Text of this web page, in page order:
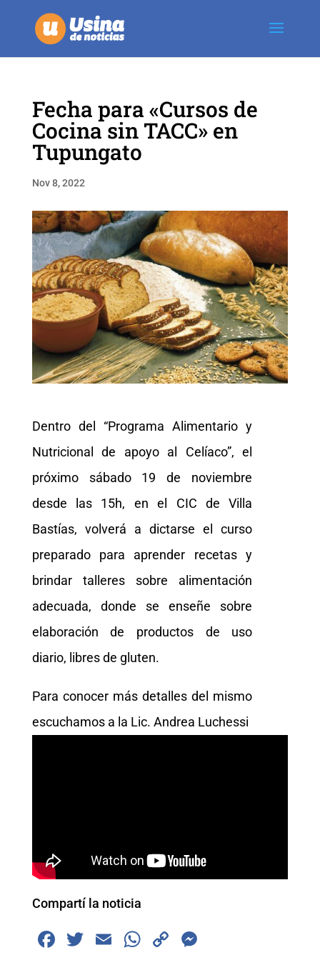
Fecha para «Cursos de
Cocina sin TACC» en
Tupungato
Nov 8, 2022
Dentro del “Programa Alimentario y
Nutricional de apoyo al Celíaco”, el
próximo sábado 19 de noviembre
desde las 15h, en el CIC de Villa
Bastías, volverá a dictarse el curso
preparado para aprender recetas y
brindar talleres sobre alimentación
adecuada, donde se enseñe sobre
elaboración de productos de uso
diario, libres de gluten.
Para conocer más detalles del mismo
escuchamos a la Lic. Andrea Luchessi
Compartí la noticia
F
T
E
W
C